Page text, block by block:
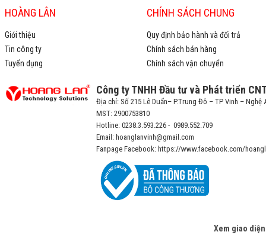
HOÀNG LÂN
Giới thiệu
Tin công ty
Tuyển dụng
CHÍNH SÁCH CHUNG
Quy định bảo hành và đổi trả
Chính sách bán hàng
Chính sách vận chuyển
Công ty TNHH Đầu tư và Phát triển
Địa chỉ: Số 215 Lê Duẩn– P.Trung Đô – TP Vinh – Nghệ
MST: 2900753810
Hotline: 0238.3.593.226 - 0989.552.709
Email: hoanglanvinh@gmail.com
Fanpage Facebook: https://www.facebook.com/
Xem giao diện